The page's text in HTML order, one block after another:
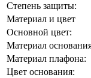
Степень защиты:
Материал и цвет
Основной цвет:
Материал
Материал плафона:
Цвет основания: